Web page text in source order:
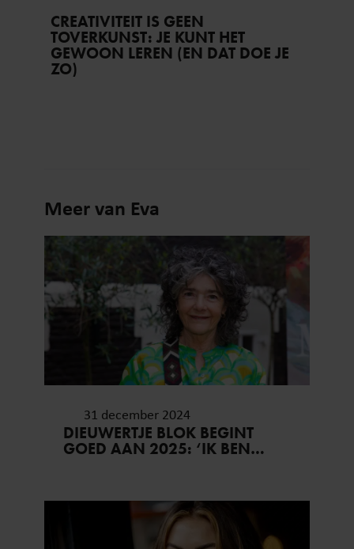
CREATIVITEIT IS GEEN
TOVERKUNST: JE KUNT HET
GEWOON LEREN (EN DAT DOE JE
ZO)
Meer van Eva
31 december 2024
DIEUWERTJE BLOK BEGINT
GOED AAN 2025: ‘IK BEN